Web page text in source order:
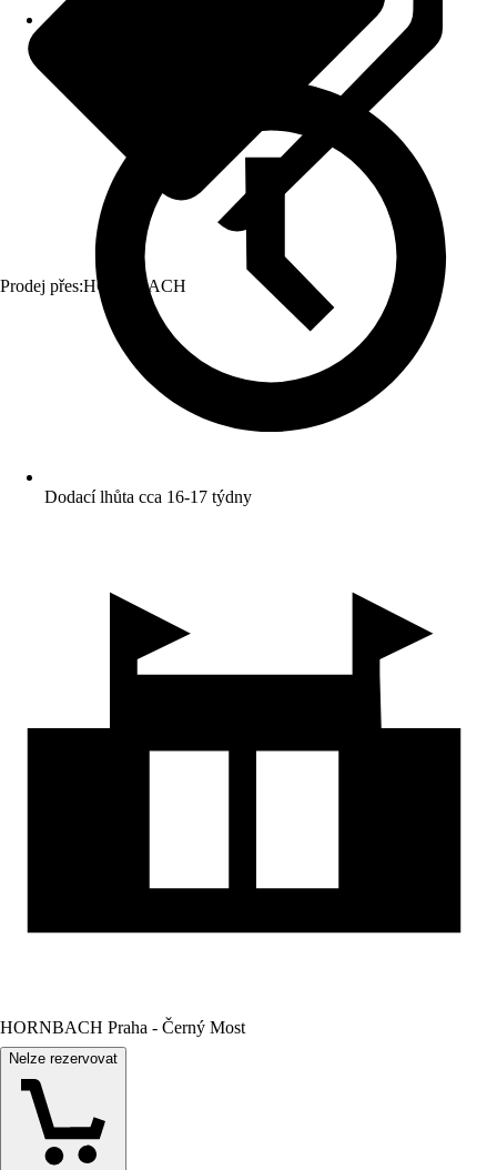
Prodej přes:HORNBACH
Dodací lhůta cca 16-17 týdny
HORNBACH Praha - Černý Most
Nelze rezervovat